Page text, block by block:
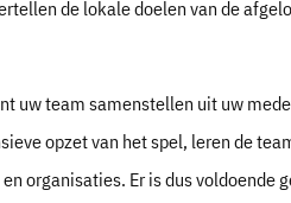
de lokale doelen van de
uw team samenstellen uit uw
opzet van het spel, leren de
organisaties. Er is dus